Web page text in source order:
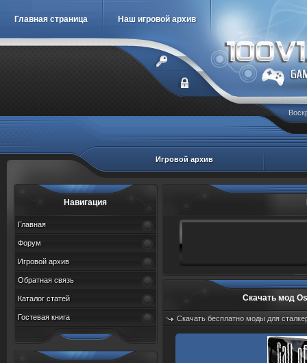
Главная страница Наш игровой архив
Игровой архив
Навигация
Главная
Форум
Игровой архив
Обратная связь
Каталог статей
Гостевая книга
Скачать мод
Скачать бесплатно моды для
Добавил:sah767 Дата: 09.08.2026